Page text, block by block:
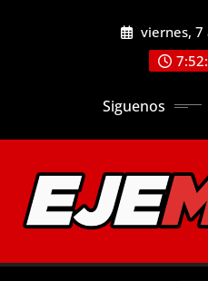
viernes, 7
Siguenos